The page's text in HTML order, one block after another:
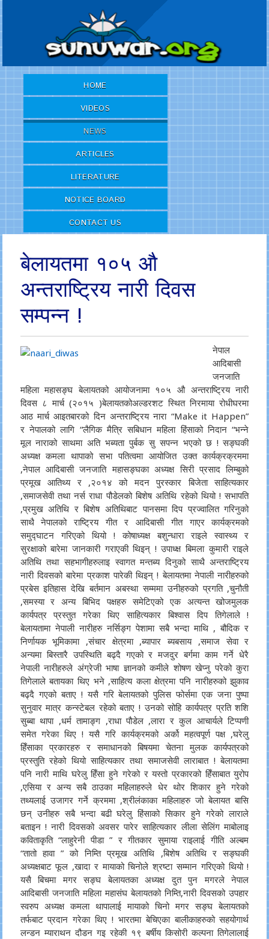
HOME
VIDEOS
NEWS
ARTICLES
LITERATURE
NOTICE BOARD
CONTACT US
बेलायतमा १०५ औ
अन्तराष्ट्रिय नारी दिवस
सम्पन्न !
नेपाल
आदिबासी
जनजाति
महिला महासङ्घ बेलायतको आयोजनामा १०५ औ अन्तराष्ट्रिय नारी
दिवस ८ मार्च (२०१५ )बेलायतकोअल्डरशट स्थित निरमाया रोधीघरमा
आठ मार्च आइतबारको दिन अन्तराष्ट्रिय नारा “Make it Happen”
र नेपालको लागि “लैगिक मैत्रि सबिधान महिला हिंसाको निदान “भन्ने
मूल नाराको साथमा अति भब्यता पुर्बक सु सपन्न भएको छ ! सङ्घकी
अध्यक्ष कमला थापाको सभा पतित्वमा आयोजित उक्त कार्यक्रक्रममा
,नेपाल आदिबासी जनजाति महासङ्घका अध्यक्ष सिरी प्रसाद लिम्बुको
प्रमूख आतिथ्य र ,२०१४ को मदन पुरस्कार बिजेता साहित्यकार
,समाजसेवी तथा नर्स राधा पौडेलको बिशेष अतिथि रहेको थियो ! सभापति
,प्रमुख अतिथि र बिशेष अतिथिबाट पानसमा दिप प्रज्वालित गरिनुको
साथै नेपालको राष्ट्रिय गीत र आदिबासी गीत गाएर कार्यक्रमको
समुद्घाटन गरिएको थियो ! कोषाध्यक्ष बशुन्धारा राइले स्वास्थ्य र
सुरक्षाको बारेमा जानकारी गराएकी थिइन् ! उपाध्क्ष बिमला कुमारी राइले
अतिथि तथा सहभागीहरुलाइ स्वागत मन्तब्य दिनुको साथै अन्तराष्ट्रिय
नारी दिवसको बारेमा प्रकाश पारेकी थिइन् ! बेलायतमा नेपाली नारीहरुको
प्रबेस इतिहास देखि बर्तमान अबस्था सम्ममा उनीहरुको प्रगति ,चुनौती
,समस्या र अन्य बिभिद पक्षहरु समेटिएको एक अत्यन्त खोजमुलक
कार्यपत्र प्रस्तुत गरेका थिए साहित्यकार बिश्वास दिप तिगेलाले !
बेलायतामा नेपाली नारीहरु नर्सिङ्ग पेशामा सबै भन्दा माथि , बौदिक र
निर्णायक भूमिकामा ,संचार क्षेत्रमा ,ब्यापार ब्यबसाय ,समाज सेवा र
अन्यमा बिस्तारै उपस्थिति बढ्दै गएको र मजदुर बर्गमा काम गर्ने धेरै
नेपाली नारीहरुले अंग्रेजी भाषा ज्ञानको कमीले शोषण खेप्नु परेको कुरा
तिगेलाले बतायका थिए भने ,साहित्य कला क्षेत्रमा पनि नारीहरुको झुकाव
बढ्दै गएको बताए ! यसै गरि बेलायतको पुलिस फोर्समा एक जना पुष्पा
सुनुवार मात्र कन्स्टेबल रहेको बताए ! उनको सोहि कार्यपत्र प्रति शशि
सुब्बा थापा ,धर्म तामाङ्ग ,राधा पौडेल ,लारा र कुल आचार्यले टिप्पणी
समेत गरेका थिए ! यसै गरि कार्यक्रमको अर्को महत्वपूर्ण पक्ष ,घरेलु
हिँसाका प्रकारहरु र समाधानको बिषयमा चेतना मुलक कार्यपत्रको
प्रस्तुति रहेको थियो साहित्यकार तथा समाजसेवी लाराबात ! बेलायतमा
पनि नारी माथि घरेलु हिँसा हुने गरेको र यस्तो प्रकारको हिँसाबात युरोप
,एसिया र अन्य सबै ठाउका महिलाहरुले धेर थोर शिकार हुने गरेको
तथ्यलाई उजागर गर्ने क्रममा ,श्रीलंकाका महिलाहरु जो बेलायत बासि
छन् उनीहरु सबै भन्दा बढी घरेलु हिंसाको सिकार हुने गरेको लाराले
बताइन ! नारी दिवसको अवसर पारेर साहित्यकार लीला सेलिंग माबोलाइ
कविताकृति “लाहुरेनी पीडा ” र गीतकार सुमाया राइलाई गीति अल्बम
“तातो हावा ” को निम्ति प्रमूख अतिथि ,बिशेष अतिथि र सङ्घकी
अध्यक्षबाट फूल ,खादा र मायाको चिनोले श्रष्टा सम्मान गरिएको थियो !
यसै बिचमा मगर सङ्घ बेलायतका अध्यक्ष दुत पुन मगरले नेपाल
आदिबासी जनजाति महिला महासंघ बेलायतको निम्ति,नारी दिवसको उपहार
स्वरुप अध्यक्ष कमला थापालाई मायाको चिनो मगर सङ्घ बेलायतको
तर्फबाट प्रदान गरेका थिए ! भारतमा बेचिएका बालीकाहरुको सहयोगार्थ
लन्डन म्याराथन दौडन गइ रहेकी १९ बर्षीय किसोरी कल्पना तिगेलालाई